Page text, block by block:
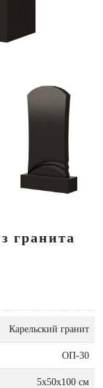
гранита
Карельский гранит
ОП-30
5x50x100 см